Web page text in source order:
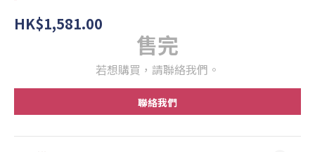
HK$1,581.00
售完
若想購買，請聯絡我們。
聯絡我們